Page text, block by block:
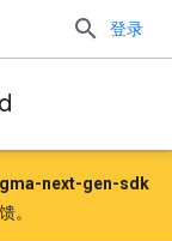
登录
next-gen-sdk
。